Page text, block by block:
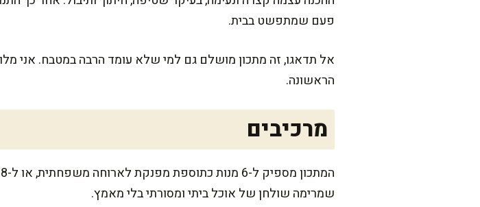
פעם שמתפשט בבית.
אל תדאגו, זה מתכון מושלם גם למי שלא עומד הרבה במטבח. אני
הראשונה.
מרכיבים
שמרימה שולחן של אוכל ביתי ומסורתי בלי מאמץ.